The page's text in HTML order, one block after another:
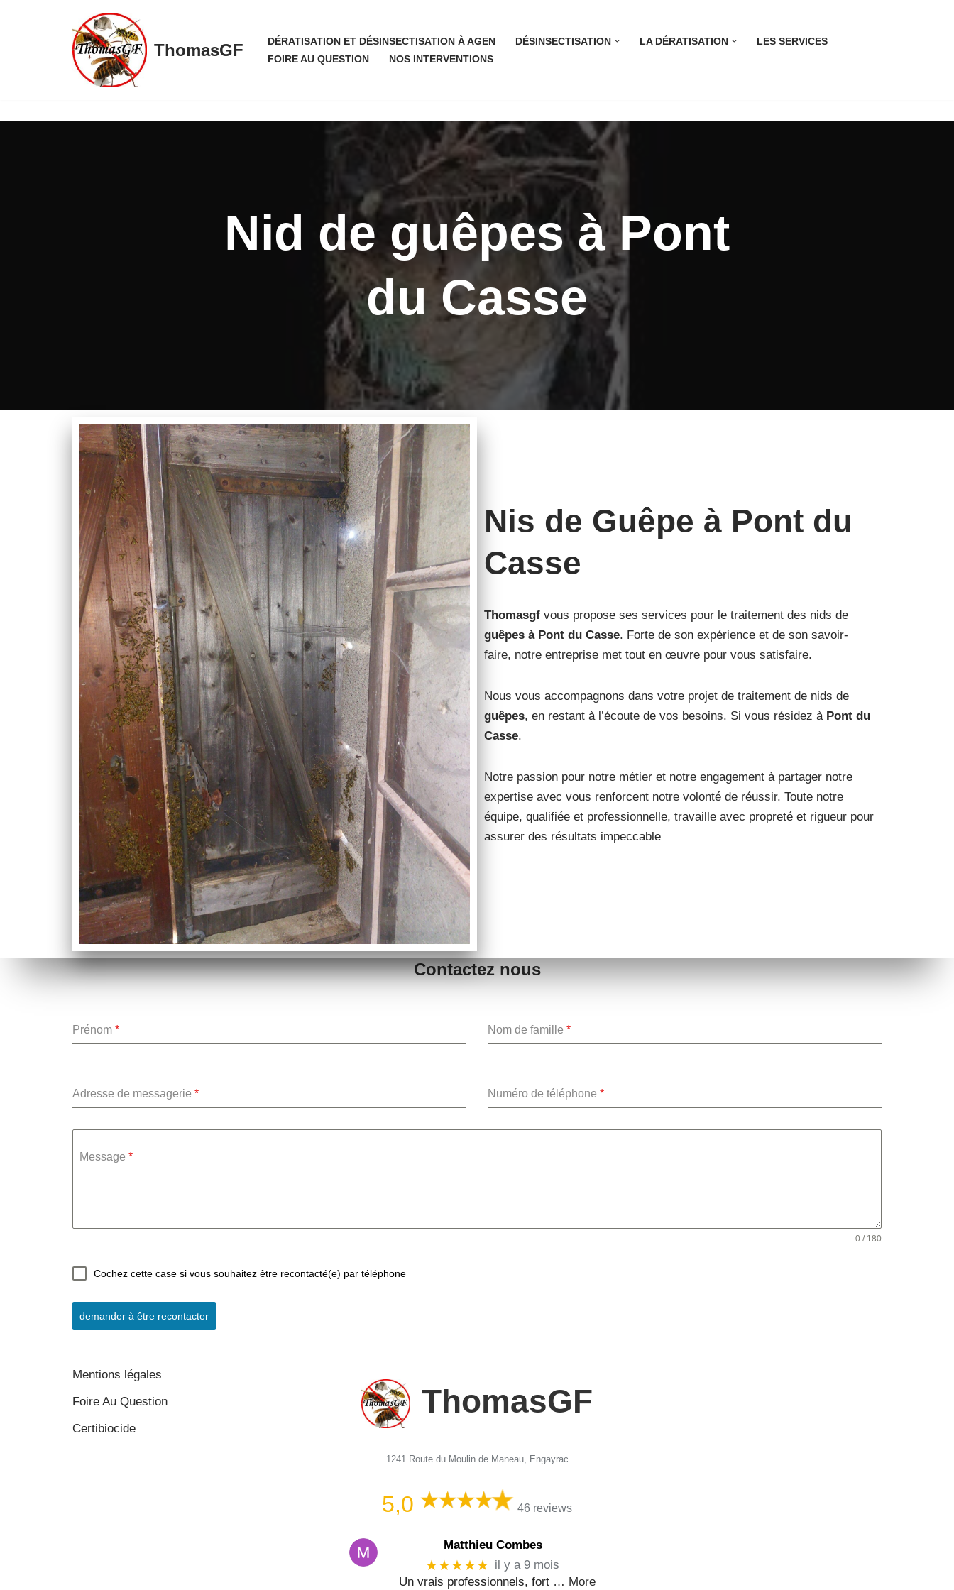
ThomasGF DÉRATISATION ET DÉSINSECTISATION À AGEN DÉSINSECTISATION LA DÉRATISATION
LES SERVICES
FOIRE AU QUESTION
NOS INTERVENTIONS
Nid de guêpes à Pont
du Casse
Nis de Guêpe à Pont du
Casse
Thomasgf vous propose ses services pour le traitement des nids de
guêpes à Pont du Casse. Forte de son expérience et de son savoir-
faire, notre entreprise met tout en œuvre pour vous satisfaire.
Nous vous accompagnons dans votre projet de traitement de nids de
guêpes, en restant à l’écoute de vos besoins. Si vous résidez à Pont du
Casse.
Notre passion pour notre métier et notre engagement à partager notre
expertise avec vous renforcent notre volonté de réussir. Toute notre
équipe, qualifiée et professionnelle, travaille avec propreté et rigueur pour
assurer des résultats impeccable
Contactez nous
Prénom * Nom de famille *
Adresse de messagerie * Numéro de téléphone *
Message *
0 / 180
Cochez cette case si vous souhaitez être recontacté(e) par téléphone
demander à être recontacter
Mentions légales
Foire Au Question
Certibiocide
ThomasGF
1241 Route du Moulin de Maneau, Engayrac
5,0 46 reviews
Matthieu Combes
★★★★★ il y a 9 mois
Un vrais professionnels, fort … More